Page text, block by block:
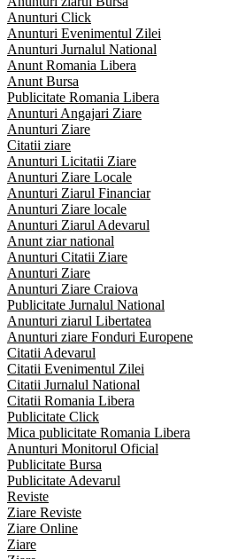
Anunturi Click
Anunturi Evenimentul Zilei
Anunturi Jurnalul National
Anunt Romania Libera
Anunt Bursa
Publicitate Romania Libera
Anunturi Angajari Ziare
Anunturi Ziare
Citatii ziare
Anunturi Licitatii Ziare
Anunturi Ziare Locale
Anunturi Ziarul Financiar
Anunturi Ziare locale
Anunturi Ziarul Adevarul
Anunt ziar national
Anunturi Citatii Ziare
Anunturi Ziare
Anunturi Ziare Craiova
Publicitate Jurnalul National
Anunturi ziarul Libertatea
Anunturi ziare Fonduri Europene
Citatii Adevarul
Citatii Evenimentul Zilei
Citatii Jurnalul National
Citatii Romania Libera
Publicitate Click
Mica publicitate Romania Libera
Anunturi Monitorul Oficial
Publicitate Bursa
Publicitate Adevarul
Reviste
Ziare Reviste
Ziare Online
Ziare